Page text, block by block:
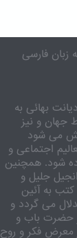
بهائی به
جهان و نیز
می شود
اجتماعی و
شود. همچنین
جلیل و
به آئین
می گردد و
حضرت باب و
معرض فکر و روح